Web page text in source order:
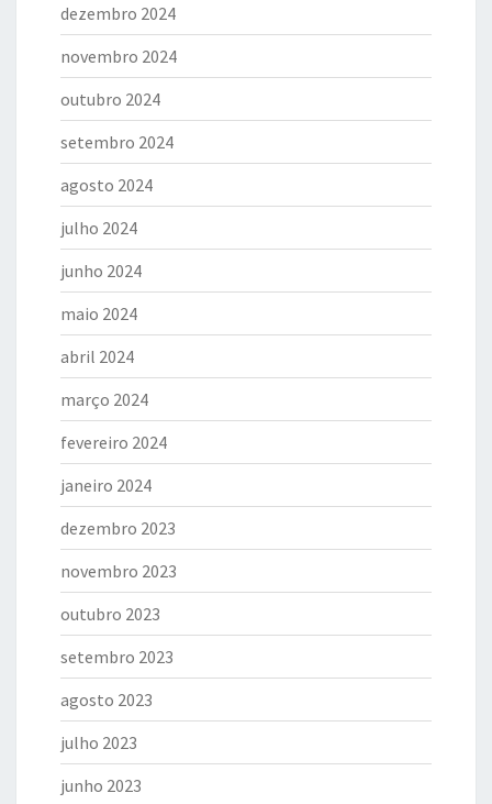
dezembro 2024
novembro 2024
outubro 2024
setembro 2024
agosto 2024
julho 2024
junho 2024
maio 2024
abril 2024
março 2024
fevereiro 2024
janeiro 2024
dezembro 2023
novembro 2023
outubro 2023
setembro 2023
agosto 2023
julho 2023
junho 2023